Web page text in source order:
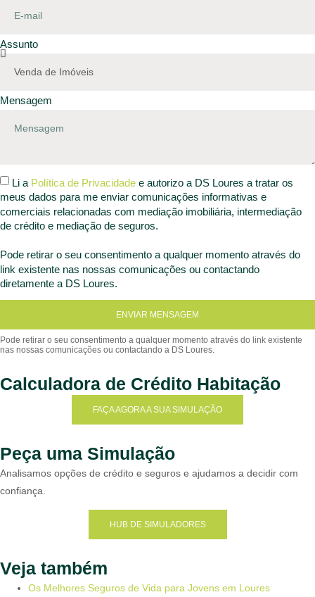
Assunto
Mensagem
Li a Política de Privacidade e autorizo a DS Loures a tratar os
meus dados para me enviar comunicações informativas e
comerciais relacionadas com mediação imobiliária, intermediação
de crédito e mediação de seguros.
Pode retirar o seu consentimento a qualquer momento através do
link existente nas nossas comunicações ou contactando
diretamente a DS Loures.
ENVIAR MENSAGEM
Calculadora de Crédito Habitação
FAÇA AGORA A SUA SIMULAÇÃO
Peça uma Simulação
Analisamos opções de crédito e seguros e ajudamos a decidir com
confiança.
HUB DE SIMULADORES
Veja também
Os Melhores Seguros de Vida para Jovens em Loures